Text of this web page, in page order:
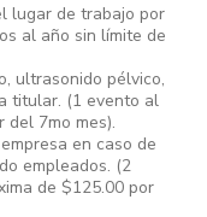
lugar de trabajo por
al año sin límite de
ultrasonido pélvico,
titular. (1 evento al
7mo mes).
en caso de
empleados. (2
de $125.00 por